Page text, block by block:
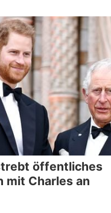
öffentliches
mit Charles an